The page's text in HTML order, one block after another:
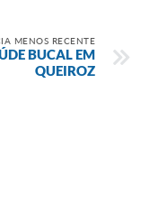
MENOS RECENTE
BUCAL EM
QUEIROZ